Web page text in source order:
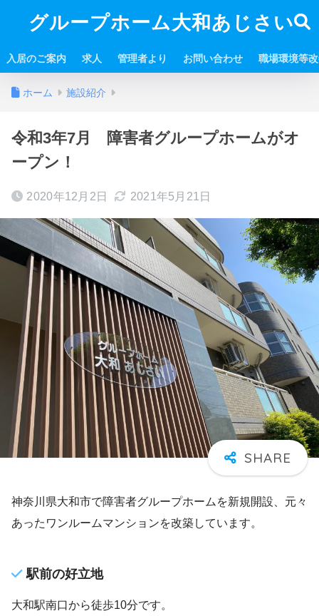
グループホーム大和あじさい
入居のご案内 求人 管理者より お問い合わせ 職場環境等
ホーム 施設紹介
令和3年7月 障害者グループホームがオ
ープン！
2020年12月2日 2021年5月21日
神奈川県大和市で障害者グループホームを新規開設、元々
あったワンルームマンションを改築しています。
駅前の好立地
大和駅南口から徒歩10分です。